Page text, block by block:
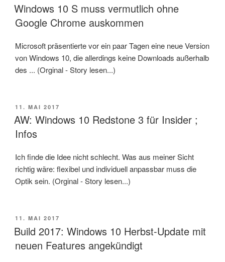
AM
Windows 10 S muss vermutlich ohne
Google Chrome auskommen
Microsoft präsentierte vor ein paar Tagen eine neue Version
von Windows 10, die allerdings keine Downloads außerhalb
des ... (Orginal - Story lesen...)
VERÖFFENTLICHT
AM
11. MAI 2017
AW: Windows 10 Redstone 3 für Insider ;
Infos
Ich finde die Idee nicht schlecht. Was aus meiner Sicht
richtig wäre: flexibel und individuell anpassbar muss die
Optik sein. (Orginal - Story lesen...)
VERÖFFENTLICHT
AM
11. MAI 2017
Build 2017: Windows 10 Herbst-Update mit
neuen Features angekündigt